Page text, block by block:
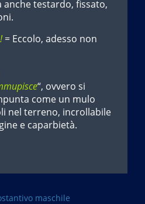
testardo, fissato,
= Eccolo, adesso non
“, ovvero si
come un mulo
nel terreno, incrollabile
e caparbietà.
maschile